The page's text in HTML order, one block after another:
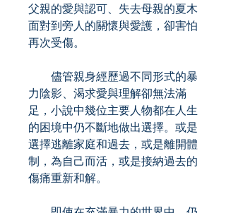
父親的愛與認可、失去母親的夏木
面對到旁人的關懷與愛護，卻害怕
再次受傷。
儘管親身經歷過不同形式的暴
力陰影、渴求愛與理解卻無法滿
足，小說中幾位主要人物都在人生
的困境中仍不斷地做出選擇。或是
選擇逃離家庭和過去，或是離開體
制，為自己而活，或是接納過去的
傷痛重新和解。